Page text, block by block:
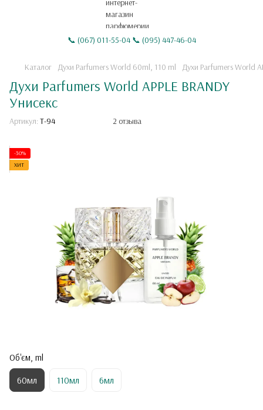
📞 (067) 011-55-04 📞 (095) 447-46-04
Каталог Духи Parfumers World 60ml, 110 ml Духи Parfumers World
Духи Parfumers World APPLE BRANDY
Унисекс
Артикул: T-94 2 отзыва
-30%
ХИТ
Об'єм, ml
60мл 110мл 6мл